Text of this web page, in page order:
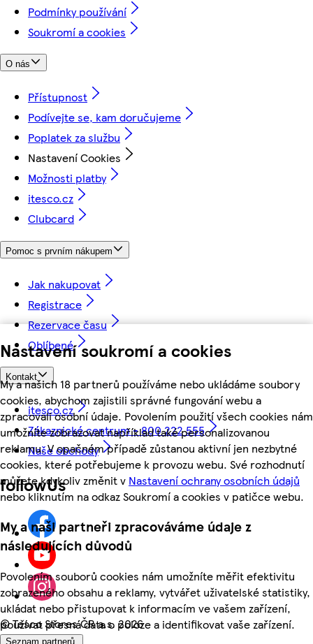
Nastavení soukromí a cookies
My a našich 18 partnerů používáme nebo ukládáme soubory
cookies, abychom zajistili správné fungování webu a
zpracovali osobní údaje. Povolením použití všech cookies nám
umožníte zobrazovat například také personalizovanou
reklamu. V opačném případě zůstanou aktivní jen nezbytné
cookies, které potřebujeme k provozu webu. Své rozhodnutí
můžete kdykoliv změnit v Nastavení ochrany osobních údajů
nebo kliknutím na odkaz Soukromí a cookies v patičce webu.
My a naši partneři zpracováváme údaje z
následujících důvodů
Povolením souborů cookies nám umožníte měřit efektivitu
zobrazeného obsahu a reklamy, vytvářet uživatelské statistiky,
ukládat nebo přistupovat k informacím ve vašem zařízení,
používat přesná data o poloze a identifikovat vaše zařízení.
Seznam partnerů.
Podmínky používání
Soukromí a cookies
O nás
Přístupnost
Podívejte se, kam doručujeme
Poplatek za službu
Nastavení Cookies
Možnosti platby
itesco.cz
Clubcard
Pomoc s prvním nákupem
Jak nakupovat
Registrace
Rezervace času
Oblíbené
Kontakt
itesco.cz
Zákaznické centrum - 800 222 555
Naše obchody
followUs
©Tesco Stores ČR a.s. 2026